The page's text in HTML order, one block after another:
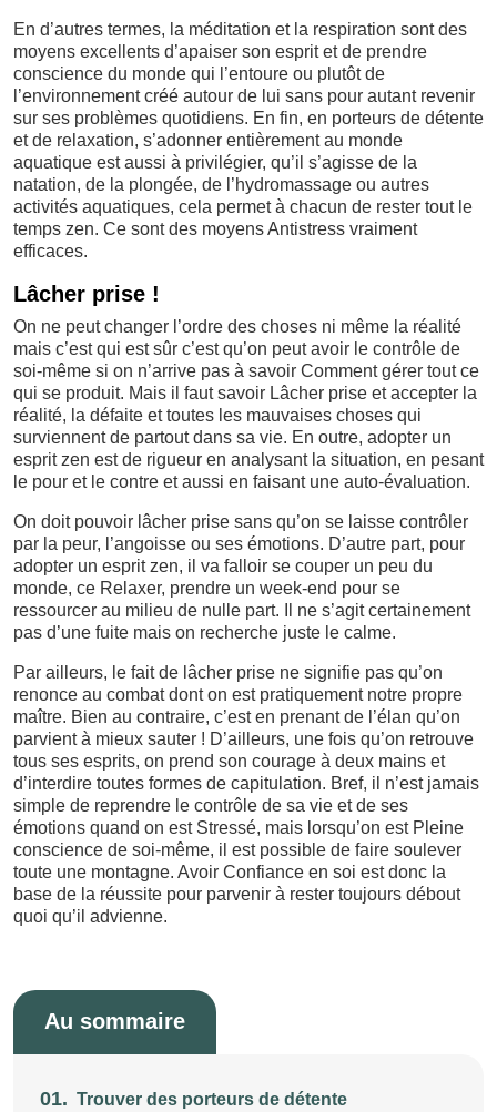
En d’autres termes, la méditation et la respiration sont des
moyens excellents d’apaiser son esprit et de prendre
conscience du monde qui l’entoure ou plutôt de
l’environnement créé autour de lui sans pour autant revenir
sur ses problèmes quotidiens. En fin, en porteurs de détente
et de relaxation, s’adonner entièrement au monde
aquatique est aussi à privilégier, qu’il s’agisse de la
natation, de la plongée, de l’hydromassage ou autres
activités aquatiques, cela permet à chacun de rester tout le
temps zen. Ce sont des moyens Antistress vraiment
efficaces.
Lâcher prise !
On ne peut changer l’ordre des choses ni même la réalité
mais c’est qui est sûr c’est qu’on peut avoir le contrôle de
soi-même si on n’arrive pas à savoir Comment gérer tout ce
qui se produit. Mais il faut savoir Lâcher prise et accepter la
réalité, la défaite et toutes les mauvaises choses qui
surviennent de partout dans sa vie. En outre, adopter un
esprit zen est de rigueur en analysant la situation, en pesant
le pour et le contre et aussi en faisant une auto-évaluation.
On doit pouvoir lâcher prise sans qu’on se laisse contrôler
par la peur, l’angoisse ou ses émotions. D’autre part, pour
adopter un esprit zen, il va falloir se couper un peu du
monde, ce Relaxer, prendre un week-end pour se
ressourcer au milieu de nulle part. Il ne s’agit certainement
pas d’une fuite mais on recherche juste le calme.
Par ailleurs, le fait de lâcher prise ne signifie pas qu’on
renonce au combat dont on est pratiquement notre propre
maître. Bien au contraire, c’est en prenant de l’élan qu’on
parvient à mieux sauter ! D’ailleurs, une fois qu’on retrouve
tous ses esprits, on prend son courage à deux mains et
d’interdire toutes formes de capitulation. Bref, il n’est jamais
simple de reprendre le contrôle de sa vie et de ses
émotions quand on est Stressé, mais lorsqu’on est Pleine
conscience de soi-même, il est possible de faire soulever
toute une montagne. Avoir Confiance en soi est donc la
base de la réussite pour parvenir à rester toujours débout
quoi qu’il advienne.
Au sommaire
01. Trouver des porteurs de détente